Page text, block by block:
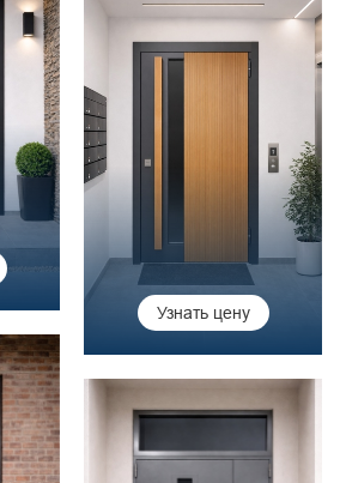
Узнать цену